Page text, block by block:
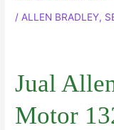
/ALLEN BRADLEY,
Jual
Motor